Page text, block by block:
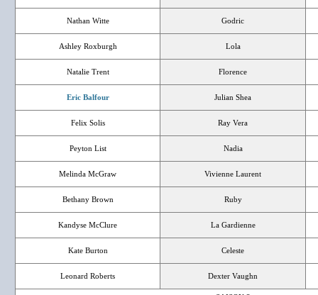
Nathan Witte Godric
Ashley Roxburgh Lola
Natalie Trent Florence
Eric Balfour Julian Shea
Felix Solis Ray Vera
Peyton List Nadia
Melinda McGraw Vivienne Laurent
Bethany Brown Ruby
Kandyse McClure La Gardienne
Kate Burton Celeste
Leonard Roberts Dexter Vaughn